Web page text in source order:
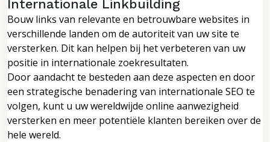
Internationale Linkbuilding
Bouw links van relevante en betrouwbare websites in
verschillende landen om de autoriteit van uw site te
versterken. Dit kan helpen bij het verbeteren van uw
positie in internationale zoekresultaten.
Door aandacht te besteden aan deze aspecten en door
een strategische benadering van internationale SEO te
volgen, kunt u uw wereldwijde online aanwezigheid
versterken en meer potentiële klanten bereiken over de
hele wereld.